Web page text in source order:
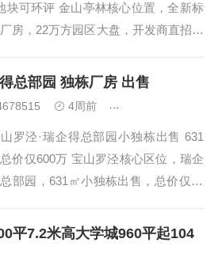
块可环评 金山亭林核心位置，全新标
房，22万方园区大盘，开发商直招！
），售价仅6900元/㎡起，全上海蕞低
总部园 独栋厂房 出售
4周前
罗泾·瑞企得总部园小独栋出售 631
价仅600万 宝山罗泾核心区位，瑞企
部园，631㎡小独栋出售，总价仅60
层高7米，共四层。104地块，可办环
平7.2米高大学城960平起104